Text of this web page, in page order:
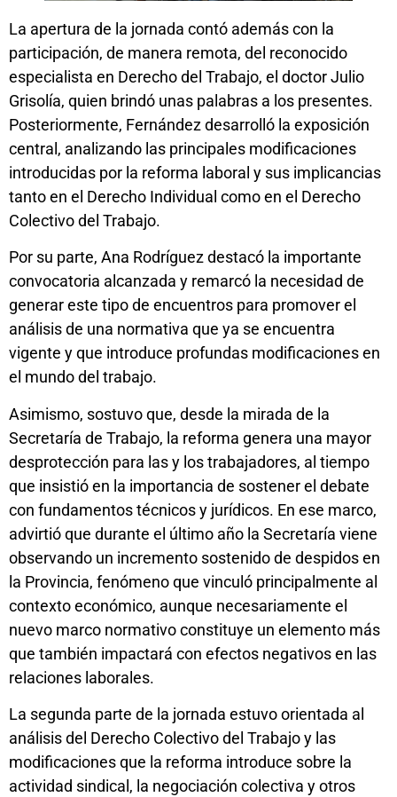
La apertura de la jornada contó además con la
participación, de manera remota, del reconocido
especialista en Derecho del Trabajo, el doctor Julio
Grisolía, quien brindó unas palabras a los presentes.
Posteriormente, Fernández desarrolló la exposición
central, analizando las principales modificaciones
introducidas por la reforma laboral y sus implicancias
tanto en el Derecho Individual como en el Derecho
Colectivo del Trabajo.
Por su parte, Ana Rodríguez destacó la importante
convocatoria alcanzada y remarcó la necesidad de
generar este tipo de encuentros para promover el
análisis de una normativa que ya se encuentra
vigente y que introduce profundas modificaciones en
el mundo del trabajo.
Asimismo, sostuvo que, desde la mirada de la
Secretaría de Trabajo, la reforma genera una mayor
desprotección para las y los trabajadores, al tiempo
que insistió en la importancia de sostener el debate
con fundamentos técnicos y jurídicos. En ese marco,
advirtió que durante el último año la Secretaría viene
observando un incremento sostenido de despidos en
la Provincia, fenómeno que vinculó principalmente al
contexto económico, aunque necesariamente el
nuevo marco normativo constituye un elemento más
que también impactará con efectos negativos en las
relaciones laborales.
La segunda parte de la jornada estuvo orientada al
análisis del Derecho Colectivo del Trabajo y las
modificaciones que la reforma introduce sobre la
actividad sindical, la negociación colectiva y otros